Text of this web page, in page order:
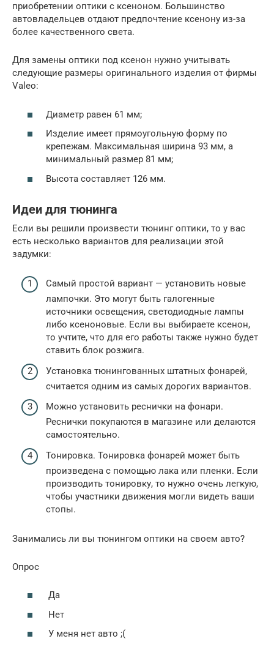
приобретении оптики с ксеноном. Большинство
автовладельцев отдают предпочтение ксенону из-за
более качественного света.
Для замены оптики под ксенон нужно учитывать
следующие размеры оригинального изделия от фирмы
Valeo:
Диаметр равен 61 мм;
Изделие имеет прямоугольную форму по
крепежам. Максимальная ширина 93 мм, а
минимальный размер 81 мм;
Высота составляет 126 мм.
Идеи для тюнинга
Если вы решили произвести тюнинг оптики, то у вас
есть несколько вариантов для реализации этой
задумки:
Самый простой вариант — установить новые
лампочки. Это могут быть галогенные
источники освещения, светодиодные лампы
либо ксеноновые. Если вы выбираете ксенон,
то учтите, что для его работы также нужно будет
ставить блок розжига.
Установка тюнингованных штатных фонарей,
считается одним из самых дорогих вариантов.
Можно установить реснички на фонари.
Реснички покупаются в магазине или делаются
самостоятельно.
Тонировка. Тонировка фонарей может быть
произведена с помощью лака или пленки. Если
производить тонировку, то нужно очень легкую,
чтобы участники движения могли видеть ваши
стопы.
Занимались ли вы тюнингом оптики на своем авто?
Опрос
Да
Нет
У меня нет авто ;(